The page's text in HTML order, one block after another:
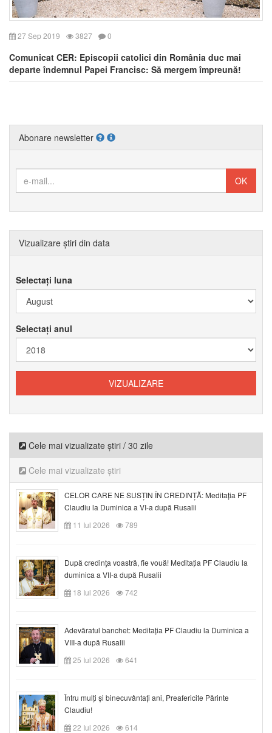
27 Sep 2019 3827 0
Comunicat CER: Episcopii catolici din România duc mai
departe îndemnul Papei Francisc: Să mergem împreună!
Abonare newsletter
Vizualizare știri din data
Selectați luna
Selectați anul
Cele mai vizualizate știri / 30 zile
Cele mai vizualizate știri
CELOR CARE NE SUSȚIN ÎN CREDINȚĂ: Meditația PF
Claudiu la Duminica a VI-a după Rusalii
11 Iul 2026
789
După credinţa voastră, fie vouă! Meditația PF Claudiu la
duminica a VII-a după Rusalii
18 Iul 2026
742
Adevăratul banchet: Meditația PF Claudiu la Duminica a
VIII-a după Rusalii
25 Iul 2026
641
Întru mulți și binecuvântați ani, Preafericite Părinte
Claudiu!
22 Iul 2026
614